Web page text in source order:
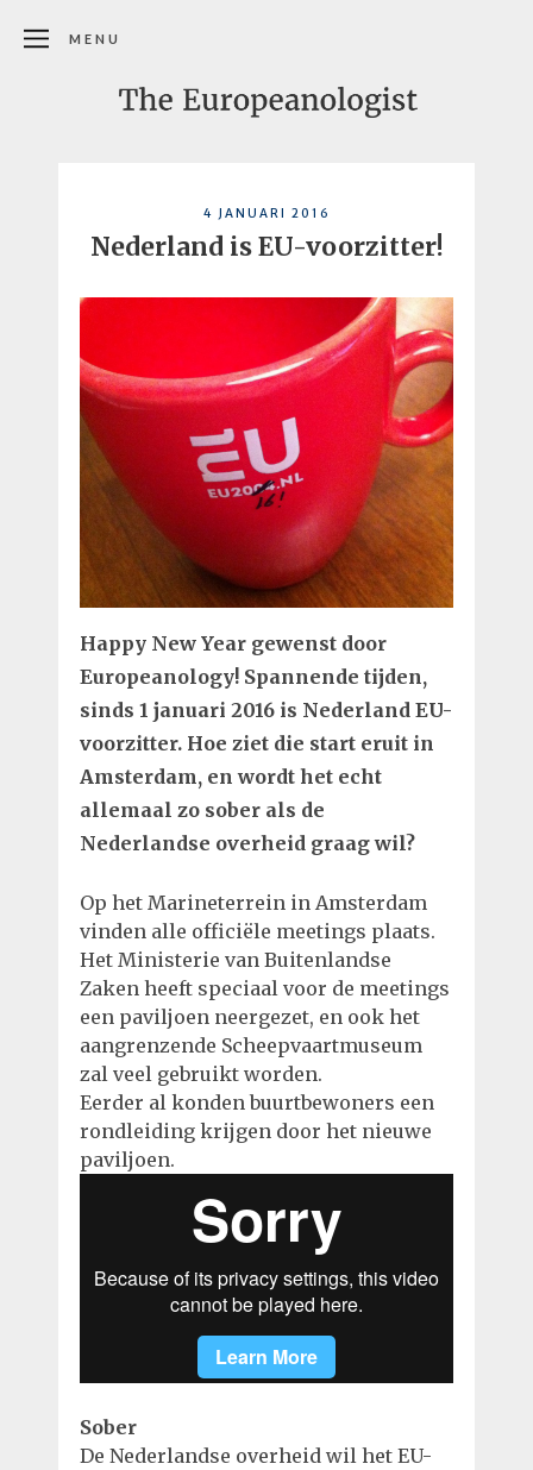
MENU
4 JANUARI 2016
Nederland is EU-voorzitter!
Happy New Year gewenst door
Europeanology! Spannende tijden,
sinds 1 januari 2016 is Nederland EU-
voorzitter. Hoe ziet die start eruit in
Amsterdam, en wordt het echt
allemaal zo sober als de
Nederlandse overheid graag wil?
Op het Marineterrein in Amsterdam
vinden alle officiële meetings plaats.
Het Ministerie van Buitenlandse
Zaken heeft speciaal voor de meetings
een paviljoen neergezet, en ook het
aangrenzende Scheepvaartmuseum
zal veel gebruikt worden.
Eerder al konden buurtbewoners een
rondleiding krijgen door het nieuwe
paviljoen.
Sober
De Nederlandse overheid wil het EU-